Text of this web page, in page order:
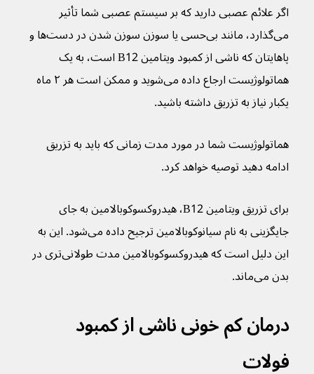
اگر علائم عصبی دارید که بر سیستم عصبی شما تأثیر
می‌گذارد، مانند بی‌حسی یا سوزن سوزن شدن در دست‌ها و
پاهایتان که ناشی از کمبود ویتامین B12 است، به یک
هماتولوژیست ارجاع داده می‌شوید و ممکن است هر ۲ ماه
یکبار نیاز به تزریق داشته باشید.
هماتولوژیست شما در مورد مدت زمانی که باید به تزریق
ادامه دهید توصیه خواهد کرد.
برای تزریق ویتامین B12، هیدروکسوکوبالامین به جای
جایگزینی به نام سیانوکوبالامین ترجیح داده می‌شود. این به
این دلیل است که هیدروکسوکوبالامین مدت طولانی‌تری در
بدن می‌ماند.
درمان کم خونی ناشی از کمبود
فولات